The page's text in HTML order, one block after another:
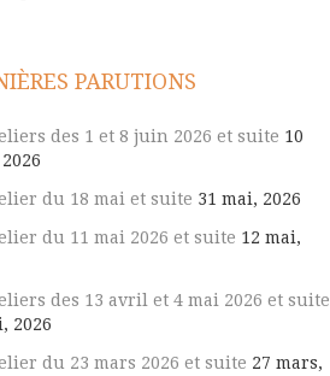
PARUTIONS
des 1 et 8 juin 2026 et suite 10
du 18 mai et suite 31 mai, 2026
du 11 mai 2026 et suite 12 mai,
des 13 avril et 4 mai 2026 et suite
2026
du 23 mars 2026 et suite 27 mars,